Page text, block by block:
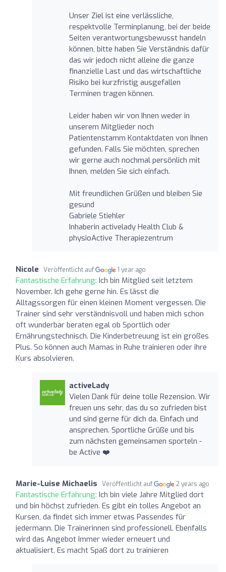
Unser Ziel ist eine verlässliche,
respektvolle Terminplanung, bei der beide
Seiten verantwortungsbewusst handeln
können, bitte haben Sie Verständnis dafür
das wir jedoch nicht alleine die ganze
finanzielle Last und das wirtschaftliche
Risiko bei kurzfristig ausgefallen
Terminen tragen können.
Leider haben wir von Ihnen weder in
unserem Mitglieder noch
Patientenstamm Kontaktdaten von Ihnen
gefunden. Falls Sie möchten, sprechen
wir gerne auch nochmal persönlich mit
Ihnen, melden Sie sich einfach.
Mit freundlichen Grüßen und bleiben Sie
gesund
Gabriele Stiehler
Inhaberin activelady Health Club &
physioActive Therapiezentrum
Nicole Veröffentlicht auf 1 year ago
Fantastische Erfahrung: Ich bin Mitglied seit letztem
November. Ich gehe gerne hin. Es lässt die
Alltagssorgen für einen kleinen Moment vergessen. Die
Trainer sind sehr verständnisvoll und haben mich schon
oft wunderbar beraten egal ob Sportlich oder
Ernährungstechnisch. Die Kinderbetreuung ist ein großes
Plus. So können auch Mamas in Ruhe trainieren oder ihre
Kurs absolvieren.
activeLady
Vielen Dank für deine tolle Rezension. Wir
freuen uns sehr, das du so zufrieden bist
und sind gerne für dich da. Einfach und
ansprechen. Sportliche Grüße und bis
zum nächsten gemeinsamen sporteln -
be Active ❤️
Marie-Luise Michaelis Veröffentlicht auf 2 years ago
Fantastische Erfahrung: Ich bin viele Jahre Mitglied dort
und bin höchst zufrieden. Es gibt ein tolles Angebot an
Kursen, da findet sich immer etwas Passendes für
jedermann. Die Trainerinnen sind professionell. Ebenfalls
wird das Angebot Immer wieder erneuert und
aktualisiert. Es macht Spaß dort zu trainieren